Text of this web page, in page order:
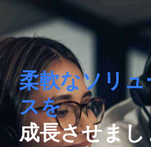
柔軟なソリ
スを
成長させま